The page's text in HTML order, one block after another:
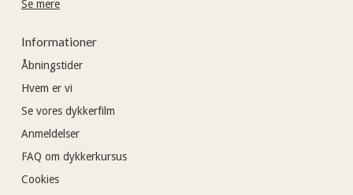
Se mere
Informationer
Åbningstider
Hvem er vi
Se vores dykkerfilm
Anmeldelser
FAQ om dykkerkursus
Cookies